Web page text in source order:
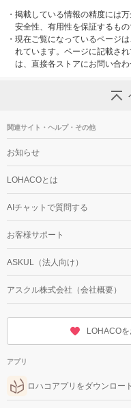
・ 掲載している情報の精度には
安全性、有用性を保証するもの
・ 現在ご覧になっているページ
れています。ページに記載さ
は、直接各ストアにお問い合わ
関連サイト・ヘルプ・その他
お知らせ
LOHACOとは
AIチャットで質問する
お客様サポート
ASKUL（法人向け）
アスクル株式会社（会社概要）
LOHACO
アプリ
ロハコアプリをダウンロー